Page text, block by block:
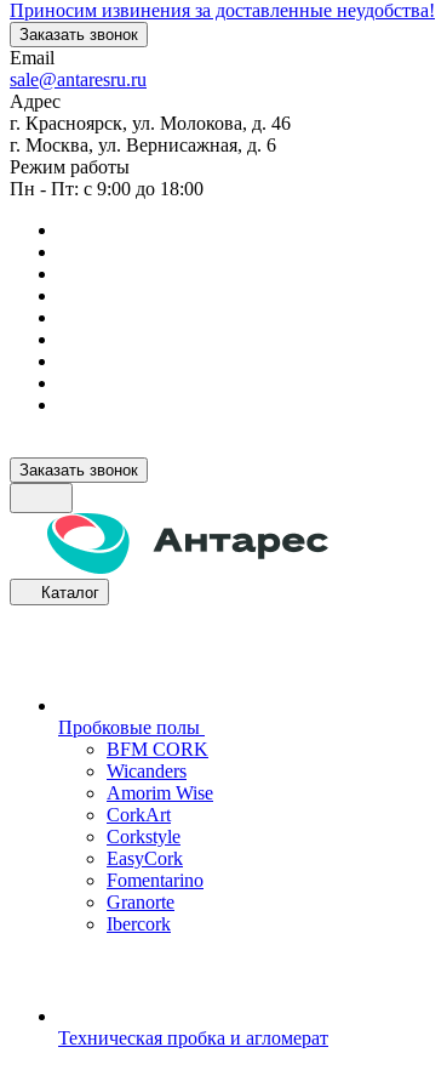
Приносим извинения за доставленные неудобства!
Заказать звонок
Email
sale@antaresru.ru
Адрес
г. Красноярск, ул. Молокова, д. 46
г. Москва, ул. Вернисажная, д. 6
Режим работы
Пн - Пт: с 9:00 до 18:00
Заказать звонок
Каталог
Пробковые полы
BFM CORK
Wicanders
Amorim Wise
CorkArt
Corkstyle
EasyCork
Fomentarino
Granorte
Ibercork
Техническая пробка и агломерат